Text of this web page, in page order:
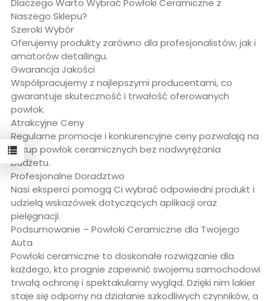
Dlaczego Warto Wybrać Powłoki Ceramiczne z
Naszego Sklepu?
Szeroki Wybór
Oferujemy produkty zarówno dla profesjonalistów, jak i
amatorów detailingu.
Gwarancja Jakości
Współpracujemy z najlepszymi producentami, co
gwarantuje skuteczność i trwałość oferowanych
powłok.
Atrakcyjne Ceny
Regularne promocje i konkurencyjne ceny pozwalają na
zakup powłok ceramicznych bez nadwyrężania
budżetu.
Profesjonalne Doradztwo
Nasi eksperci pomogą Ci wybrać odpowiedni produkt i
udzielą wskazówek dotyczących aplikacji oraz
pielęgnacji.
Podsumowanie – Powłoki Ceramiczne dla Twojego
Auta
Powłoki ceramiczne to doskonałe rozwiązanie dla
każdego, kto pragnie zapewnić swojemu samochodowi
trwałą ochronę i spektakularny wygląd. Dzięki nim lakier
staje się odporny na działanie szkodliwych czynników, a